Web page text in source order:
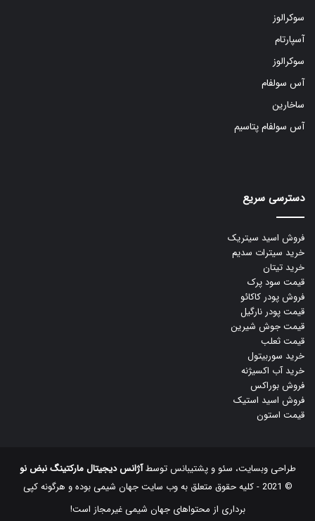
سوکرالوز
آسپارتام
سوکرالوز
آس سولفام
ساخارین
آس سولفام پتاسیم
دسترسی سریع
فروش اسید سیتریک
خرید سیترات سدیم
خرید تیتان
قیمت سود پرک
فروش پودر کاکائو
قیمت پودر نارگیل
قیمت جوش شیرین
قیمت ثعلب
خرید سوربیتول
خرید آب اکسیژنه
فروش بوراکس
فروش اسید استیک
قیمت استون
طراحی وبسایت، سئو و پشتیبانس توسطآژانس دیجیتال مارکتینگ نبض نو
© 2021 - کلیه حقوق متعلق به وب سایت جهان شیمی بوده و هرگونه کپی
‌برداری از محتواهای جهان شیمی غیرمجاز است!